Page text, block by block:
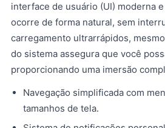
interface de usuário (UI) moderna
ocorre de forma natural, sem
carregamento ultrarrápidos,
do sistema assegura que você
proporcionando uma imersão
Navegação simplificada com
tamanhos de tela.